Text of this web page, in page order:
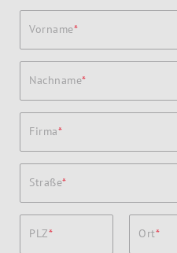
Vorname
Nachname
Firma
Straße
PLZ Ort